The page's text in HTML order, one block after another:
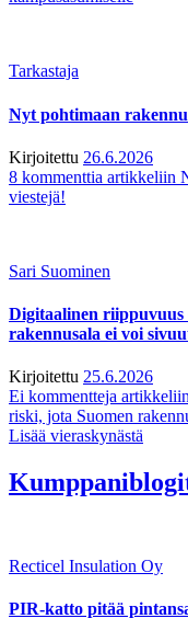
Tarkastaja
Nyt pohtimaan
Kirjoitettu 26.6.2026
8 kommenttia artikkeliin
viestejä!
Sari Suominen
Digitaalinen riippuvuus
rakennusala ei voi
Kirjoitettu 25.6.2026
Ei kommentteja
riski, jota Suomen
Lisää vieraskynästä
Recticel Insulation Oy
PIR-katto pitää